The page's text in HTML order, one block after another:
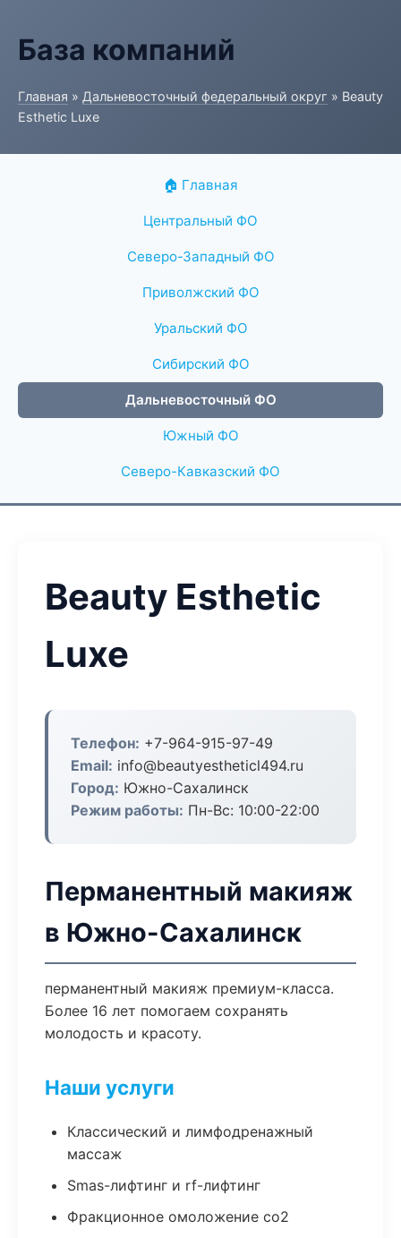
База компаний
Главная » Дальневосточный федеральный округ » Beauty
Esthetic Luxe
🏠 Главная
Центральный ФО
Северо-Западный ФО
Приволжский ФО
Уральский ФО
Сибирский ФО
Дальневосточный ФО
Южный ФО
Северо-Кавказский ФО
Beauty Esthetic
Luxe
Телефон: +7-964-915-97-49
Email: info@beautyestheticl494.ru
Город: Южно-Сахалинск
Режим работы: Пн-Вс: 10:00-22:00
Перманентный макияж
в Южно-Сахалинск
перманентный макияж премиум-класса.
Более 16 лет помогаем сохранять
молодость и красоту.
Наши услуги
Классический и лимфодренажный
массаж
Smas-лифтинг и rf-лифтинг
Фракционное омоложение co2